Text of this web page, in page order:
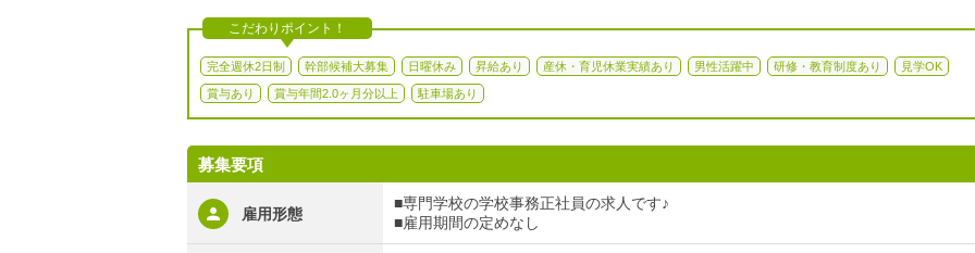
こだわりポイント！
完全週休2日制 幹部候補大募集 日曜休み 昇給あり 産休・育児休業実績あり 男性活躍中 研修・教育制度あり 見学OK
賞与あり 賞与年間2.0ヶ月分以上 駐車場あり
募集要項
雇用形態
■専門学校の学校事務正社員の求人です♪
■雇用期間の定めなし